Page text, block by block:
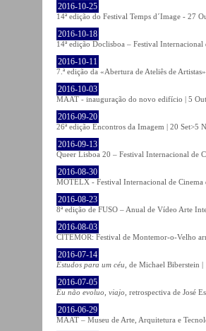
2016-10-25
14ª edição do Festival Temps d´Image - 27
2016-10-18
14ª edição Doclisboa – Festival
2016-10-11
7.ª edição da «Abertura de Ateliês de
2016-10-03
MAAT - inauguração do novo edifício | 5 Out
2016-09-20
26ª edição Encontros da Imagem | 20 Set>5
2016-09-13
Queer Lisboa 20 – Festival Internacional de
2016-08-30
MOTELX - Festival Internacional de Cinema
2016-08-23
8ª edição de FUSO – Anual de Vídeo Arte
2016-08-03
CITEMOR: Festival de Montemor-o-Velho
2016-07-14
Estudos para um céu , de Michael Biberstein
2016-07-05
Eu não evoluo, viajo , retrospectiva de José
2016-06-29
MAAT – Museu de Arte, Arquitetura e